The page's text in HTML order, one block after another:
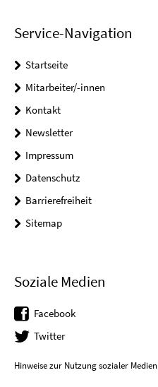
Service-Navigation
Startseite
Mitarbeiter/-innen
Kontakt
Newsletter
Impressum
Datenschutz
Barrierefreiheit
Sitemap
Soziale Medien
Facebook
Twitter
Hinweise zur Nutzung sozialer Medien